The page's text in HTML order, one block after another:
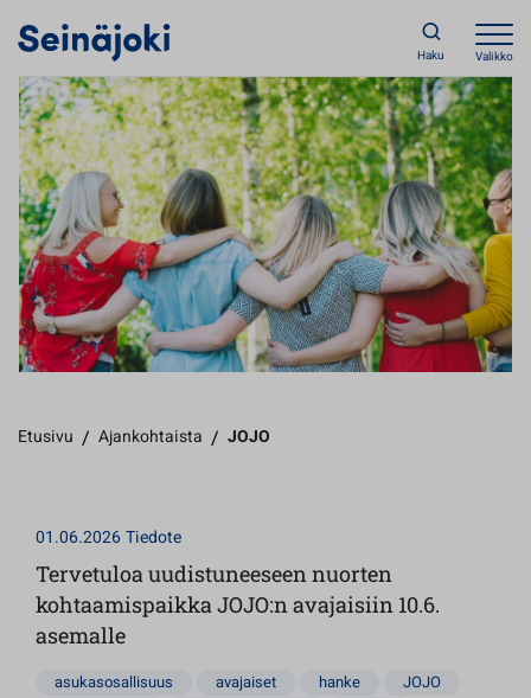
Haku Valikko
Etusivu / Ajankohtaista / JOJO
01.06.2026Tiedote
Tervetuloa uudistuneeseen nuorten
kohtaamispaikka JOJO:n avajaisiin 10.6.
asemalle
asukasosallisuus avajaiset hanke
JOJO